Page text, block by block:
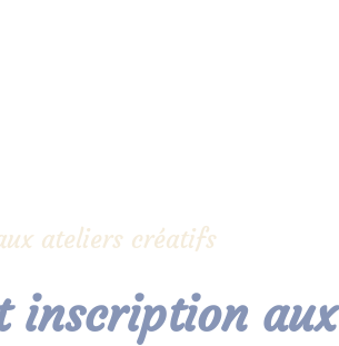
ateliers créatifs
inscription aux